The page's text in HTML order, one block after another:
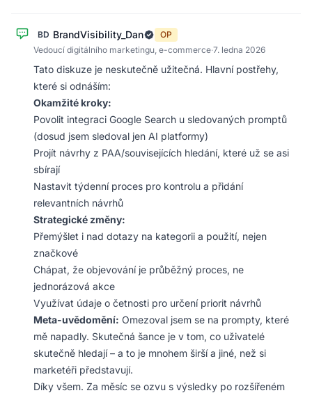
BD BrandVisibility_Dan
OP
Vedoucí digitálního marketingu, e-commerce·7. ledna 2026
Tato diskuze je neskutečně užitečná. Hlavní postřehy,
které si odnáším:
Okamžité kroky:
Povolit integraci Google Search u sledovaných promptů
(dosud jsem sledoval jen AI platformy)
Projít návrhy z PAA/souvisejících hledání, které už se asi
sbírají
Nastavit týdenní proces pro kontrolu a přidání
relevantních návrhů
Strategické změny:
Přemýšlet i nad dotazy na kategorii a použití, nejen
značkové
Chápat, že objevování je průběžný proces, ne
jednorázová akce
Využívat údaje o četnosti pro určení priorit návrhů
Meta-uvědomění: Omezoval jsem se na prompty, které
mě napadly. Skutečná šance je v tom, co uživatelé
skutečně hledají – a to je mnohem širší a jiné, než si
marketéři představují.
Díky všem. Za měsíc se ozvu s výsledky po rozšířeném